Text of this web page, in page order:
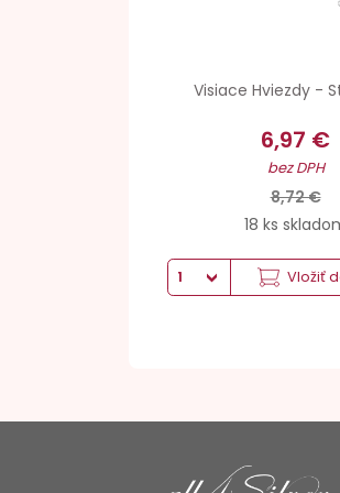
Visiace Hviezdy -
6,97 €
bez DPH
8,72 €
18 ks
Vložiť